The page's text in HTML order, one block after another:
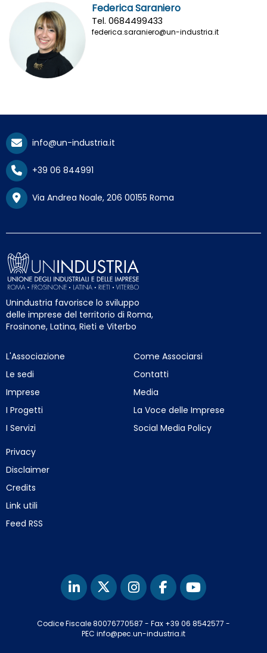
Federica Saraniero
Tel. 0684499433
federica.saraniero@un-industria.it
info@un-industria.it
+39 06 844991
Via Andrea Noale, 206 00155 Roma
Unindustria favorisce lo sviluppo
delle imprese del territorio di Roma,
Frosinone, Latina, Rieti e Viterbo
L'Associazione
Le sedi
Imprese
I Progetti
I Servizi
Come Associarsi
Contatti
Media
La Voce delle Imprese
Social Media Policy
Privacy
Disclaimer
Credits
Link utili
Feed RSS
Codice Fiscale 80076770587 - Fax +39 06 8542577 -
PEC info@pec.un-industria.it